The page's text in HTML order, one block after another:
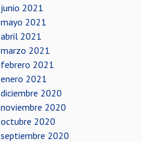
junio 2021
mayo 2021
abril 2021
marzo 2021
febrero 2021
enero 2021
diciembre 2020
noviembre 2020
octubre 2020
septiembre 2020